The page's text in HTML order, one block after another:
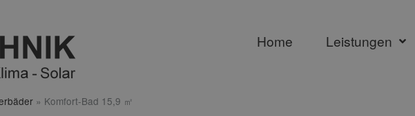
Home Leistungen
» Komfort-Bad 15,9 ㎡